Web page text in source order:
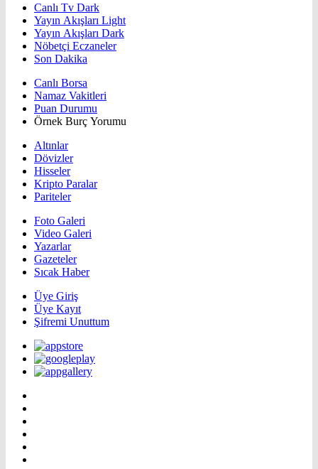
Canlı Tv Dark
Yayın Akışları Light
Yayın Akışları Dark
Nöbetçi Eczaneler
Son Dakika
Canlı Borsa
Namaz Vakitleri
Puan Durumu
Örnek Burç Yorumu
Altınlar
Dövizler
Hisseler
Kripto Paralar
Pariteler
Foto Galeri
Video Galeri
Yazarlar
Gazeteler
Sıcak Haber
Üye Giriş
Üye Kayıt
Şifremi Unuttum